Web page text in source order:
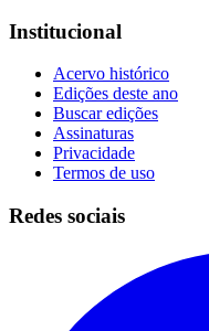
Institucional
Acervo histórico
Edições deste ano
Buscar edições
Assinaturas
Privacidade
Termos de uso
Redes sociais